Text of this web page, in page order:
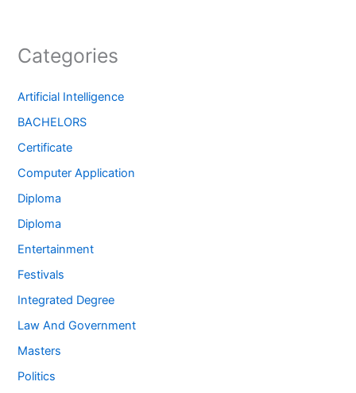
Categories
Artificial Intelligence
BACHELORS
Certificate
Computer Application
Diploma
Diploma
Entertainment
Festivals
Integrated Degree
Law And Government
Masters
Politics